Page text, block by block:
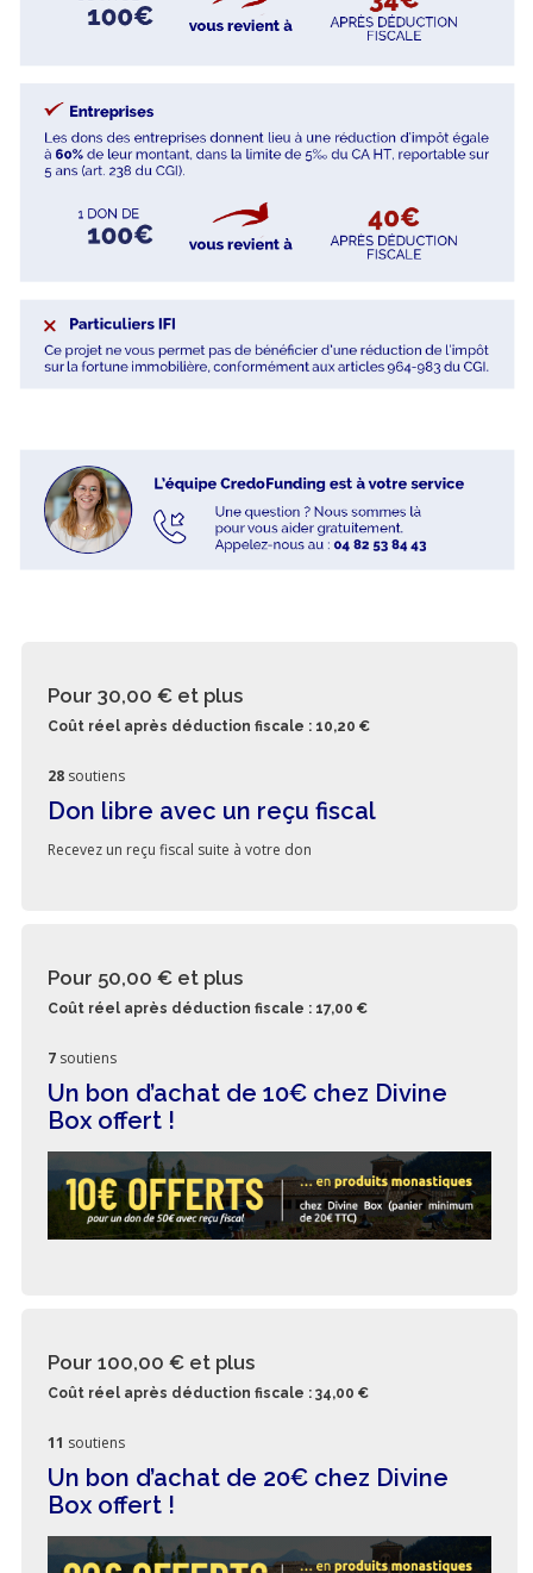
Pour 30,00 € et plus
Coût réel après déduction fiscale : 10,20 €
28 soutiens
Don libre avec un reçu fiscal
Recevez un reçu fiscal suite à votre don
Pour 50,00 € et plus
Coût réel après déduction fiscale : 17,00 €
7 soutiens
Un bon d’achat de 10€ chez Divine
Box offert !
Pour 100,00 € et plus
Coût réel après déduction fiscale : 34,00 €
11 soutiens
Un bon d’achat de 20€ chez Divine
Box offert !